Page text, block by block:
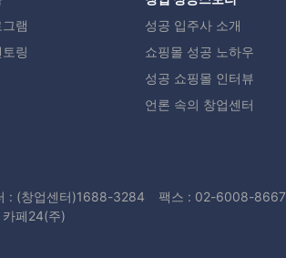
램
링
성공 입주사 소개
쇼핑몰 성공 노하우
성공 쇼핑몰 인터뷰
언론 속의 창업센터
: (창업센터)1688-3284 팩스 : 02-6008-8667
페24(주)